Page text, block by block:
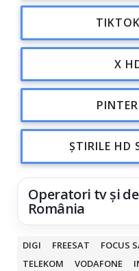
X
ȘTIRILE HD
Operatori tv și
România
DIGI FREESAT FOCUS
TELEKOM
VODAFONE